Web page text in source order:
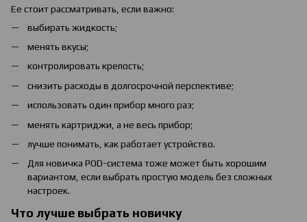
Ее стоит рассматривать, если важно:
выбирать жидкость;
менять вкусы;
контролировать крепость;
снизить расходы в долгосрочной перспективе;
использовать один прибор много раз;
менять картриджи, а не весь прибор;
лучше понимать, как работает устройство.
Для новичка POD-система тоже может быть хорошим
вариантом, если выбрать простую модель без сложных
настроек.
Что лучше выбрать новичку